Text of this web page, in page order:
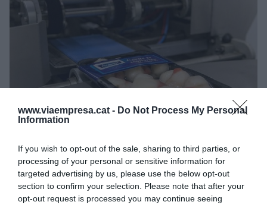
www.viaempresa.cat - Do Not Process My Personal
Information
If you wish to opt-out of the sale, sharing to third parties, or
processing of your personal or sensitive information for
targeted advertising by us, please use the below opt-out
section to confirm your selection. Please note that after your
opt-out request is processed you may continue seeing
Los productos congelados de Globalimar | Cedida